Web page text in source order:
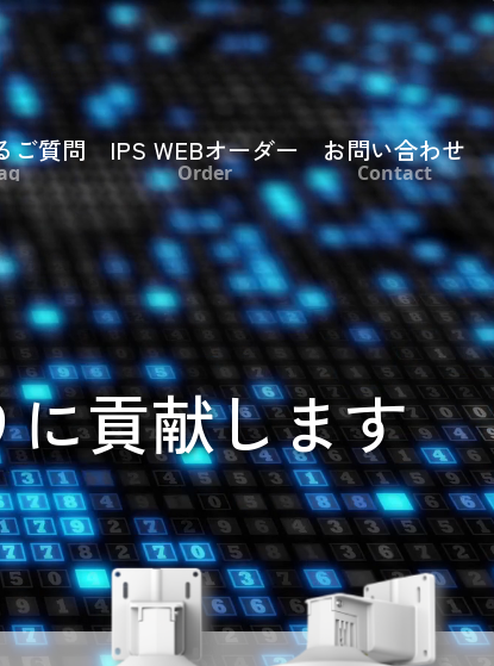
ご質問 IPS WEBオーダー
Order
お問い合わせ
Contact
貢献します